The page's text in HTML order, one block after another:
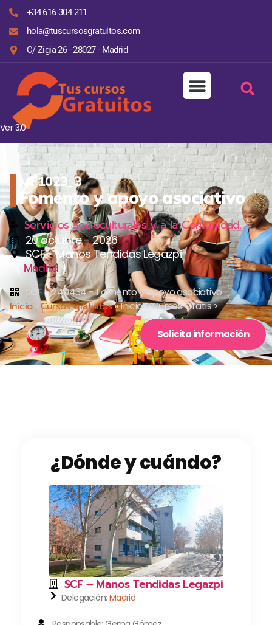
+34 616 304 211
hola@tuscursosgratuitos.com
C/ Zigia 26 - 28027 - Madrid
Ver 3.0
MF1023_3
Fomento y apoyo asociativo
Servicios Socioculturales y a la Comunidad.
20 octubre - 2026
SCF - Manos Tendidas Legazpi
Madrid)
SCF - 240434 - Fomento y apoyo asociativo
Inicio»Cursos gratuitos»Inicio > Cursos Gratis >
Solicita información
¿Dónde y cuándo?
SCF – Manos Tendidas Legazpi
Delegación: Madrid